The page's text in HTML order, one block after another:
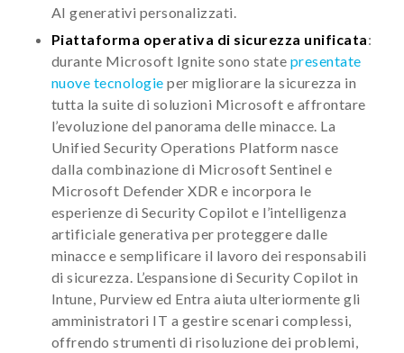
AI generativi personalizzati.
Piattaforma operativa di sicurezza unificata:
durante Microsoft Ignite sono state presentate
nuove tecnologie per migliorare la sicurezza in
tutta la suite di soluzioni Microsoft e affrontare
l’evoluzione del panorama delle minacce. La
Unified Security Operations Platform nasce
dalla combinazione di Microsoft Sentinel e
Microsoft Defender XDR e incorpora le
esperienze di Security Copilot e l’intelligenza
artificiale generativa per proteggere dalle
minacce e semplificare il lavoro dei responsabili
di sicurezza. L’espansione di Security Copilot in
Intune, Purview ed Entra aiuta ulteriormente gli
amministratori IT a gestire scenari complessi,
offrendo strumenti di risoluzione dei problemi,